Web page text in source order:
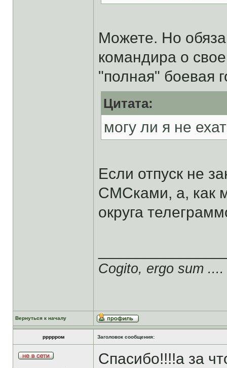
Можете. Но
командира о
"полная" боевая
Цитата:
могу ли я не
Если отпуск не
СМСками, а, как
округа
Cogito, ergo sum ....
Вернуться к началу
ррррром Заголовок сообщения:
Спасибо!!!!а за